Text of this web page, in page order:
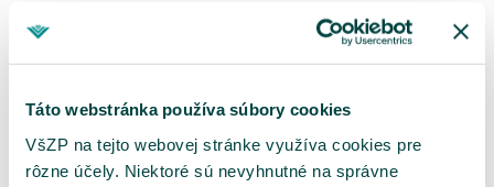
Táto webstránka používa súbory cookies
VšZP na tejto webovej stránke využíva cookies pre
rôzne účely. Niektoré sú nevyhnutné na správne
Poskytovanie príspevkov
Dispenzárna starostlivosť
Revízne pravidlá
Centrálny nákup
Centrálne nakupované lieky